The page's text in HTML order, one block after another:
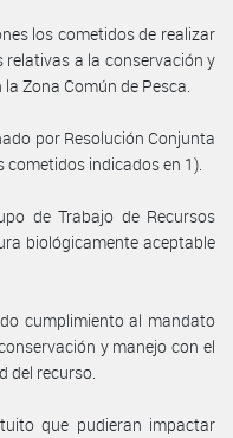
los cometidos de realizar
a la conservación y
Zona Común de Pesca.
por Resolución Conjunta
indicados en 1).
de Trabajo de Recursos
biológicamente aceptable
cumplimiento al mandato
y manejo con el
del recurso.
que pudieran impactar